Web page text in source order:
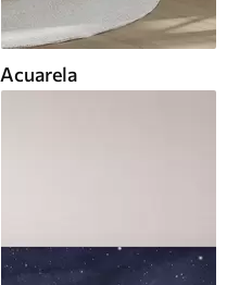
Acuarela